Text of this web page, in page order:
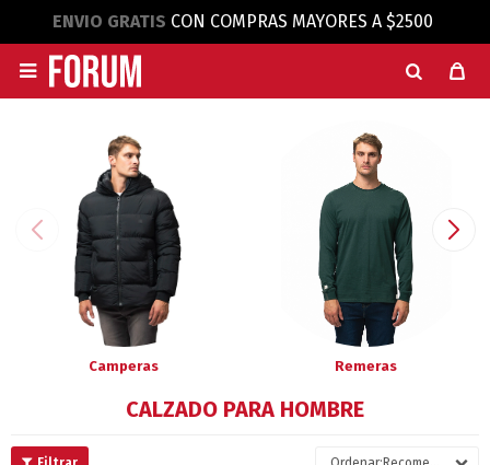
ENVIO GRATIS CON COMPRAS MAYORES A $2500

Camperas Remeras
CALZADO PARA HOMBRE